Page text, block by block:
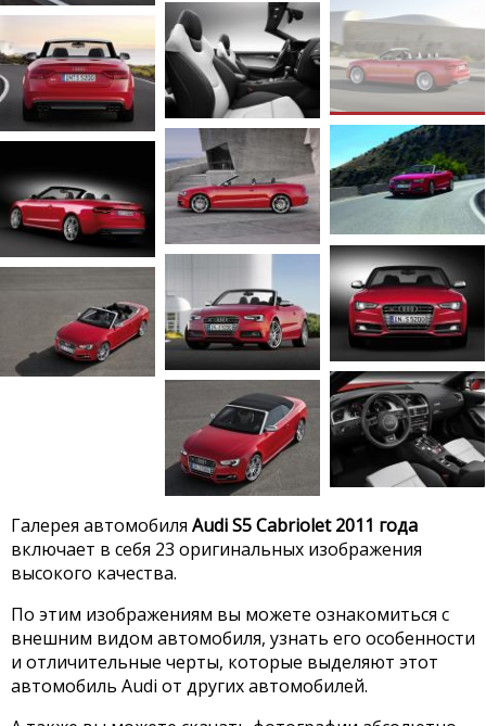
Галерея автомобиля Audi S5 Cabriolet 2011 года
включает в себя 23 оригинальных изображения
высокого качества.
По этим изображениям вы можете ознакомиться с
внешним видом автомобиля, узнать его особенности
и отличительные черты, которые выделяют этот
автомобиль Audi от других автомобилей.